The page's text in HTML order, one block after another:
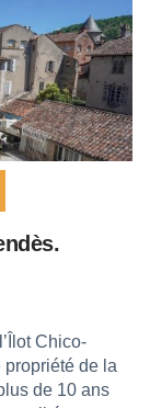
Chico-
de la
de 10 ans